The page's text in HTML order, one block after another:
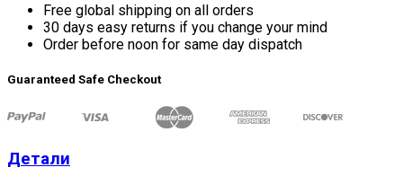
Free global shipping on all orders
30 days easy returns if you change your mind
Order before noon for same day dispatch
Guaranteed Safe Checkout
Детали